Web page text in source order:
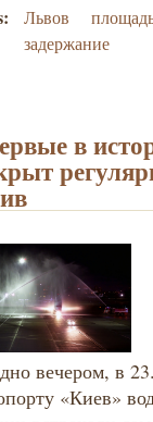
Львов
задержание
в
вечером, в
«Киев»